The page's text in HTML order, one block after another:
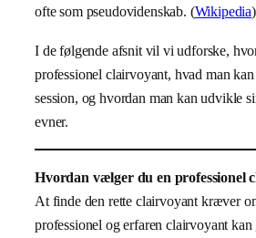
ofte som pseudovidenskab. (Wikipedia)
I de følgende afsnit vil vi udforske,
professionel clairvoyant, hvad man
session, og hvordan man kan udvikle
evner.
Hvordan vælger du en professionel
At finde den rette clairvoyant kræver
professionel og erfaren clairvoyant kan